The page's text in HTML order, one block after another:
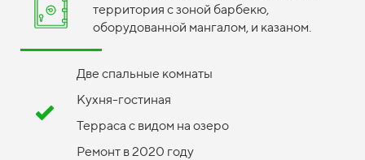
территория с зоной барбекю,
оборудованной мангалом, и казаном.
Две спальные комнаты
Кухня-гостиная
Терраса с видом на озеро
Ремонт в 2020 году